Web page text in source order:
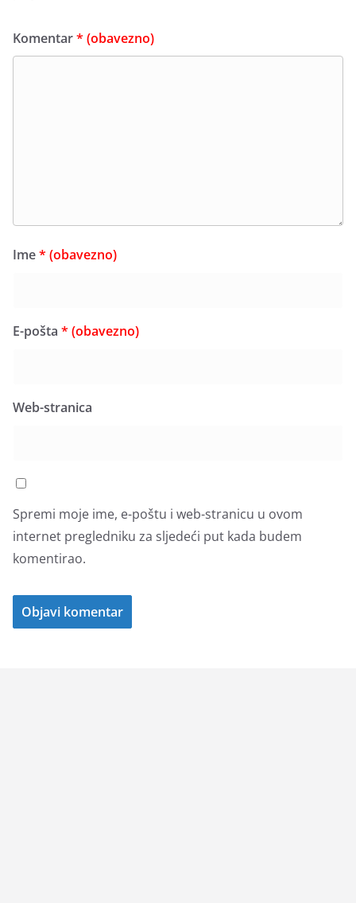
Komentar* (obavezno)
Ime* (obavezno)
E-pošta * (obavezno)
Web-stranica
Spremi moje ime, e-poštu i web-stranicu u ovom
internet pregledniku za sljedeći put kada budem
komentirao.